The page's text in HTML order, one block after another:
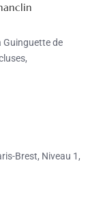
Guinguette de
Brest, Niveau 1,